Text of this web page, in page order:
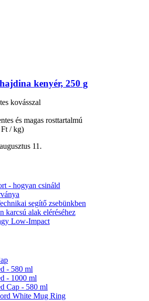
kenyér, 250 g
kovásszal
és magas rosttartalmú
/ kg)
11.
- hogyan csináld
segítő zsebünkben
karcsú alak eléréséhez
Low-Impact
- 580 ml
- 1000 ml
Cap - 580 ml
White Mug Ring